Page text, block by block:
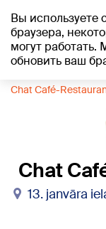
Вы используете
браузера,
могут
обновить ваш
+15
Chat Café-
Chat
13. janvāra